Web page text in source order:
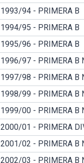
1993/94 - PRIMERA B
1994/95 - PRIMERA B
1995/96 - PRIMERA B
1996/97 - PRIMERA B
1997/98 - PRIMERA B
1998/99 - PRIMERA B
1999/00 - PRIMERA B
2000/01 - PRIMERA
2001/02 - PRIMERA B
2002/03 - PRIMERA B